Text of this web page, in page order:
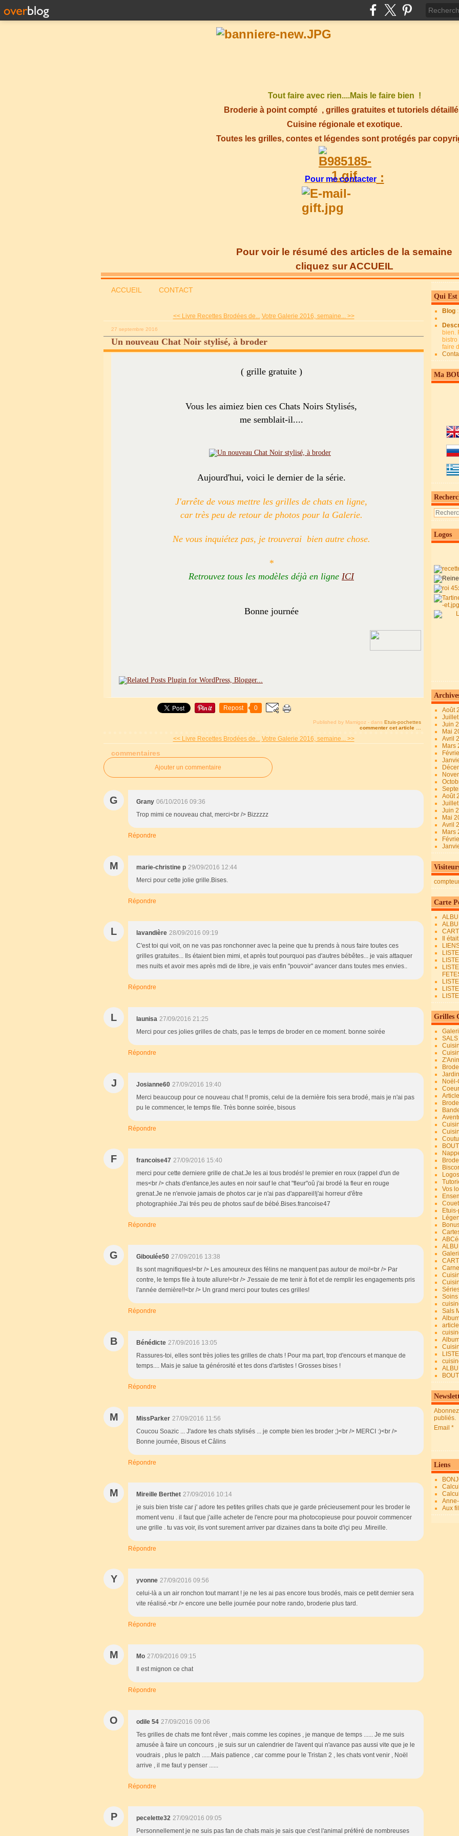
Tout faire avec rien....Mais le faire bien !
Broderie à point compté , grilles gratuites et tutoriels
Cuisine régionale et exotique.
Toutes les grilles, contes et légendes sont protégés par
Pour me contacter:
Pour voir le résumé des articles de la semaine
cliquez sur ACCUEIL
ACCUEIL CONTACT
<< Livre Recettes Brodées de... Votre Galerie 2016, semaine... >>
27 septembre 2016
Un nouveau Chat Noir stylisé, à broder
( grille gratuite )
Vous les aimiez bien ces Chats Noirs Stylisés,
me semblait-il....
Aujourd'hui, voici le dernier de la série.
J'arrête de vous mettre les grilles de chats en ligne,
car très peu de retour de photos pour la Galerie.
Ne vous inquiétez pas, je trouverai bien autre chose.
*
Retrouvez tous les modèles déjà en ligne ICI
Bonne journée
Repost 0
Published by Mamigoz - dans Etuis-pochettes
commenter cet article
<< Livre Recettes Brodées de... Votre Galerie 2016, semaine... >>
commentaires
Ajouter un commentaire
G Grany 06/10/2016 09:36
Trop mimi ce nouveau chat, merci<br /> Bizzzzz
Répondre
M marie-christine p 29/09/2016 12:44
Merci pour cette jolie grille.Bises.
Répondre
L lavandière 28/09/2016 09:19
C'est toi qui voit, on ne vas pas ronchonner avec la peine que tu prends à nous faire toutes ces
grilles gratuites... Ils étaient bien mimi, et après tout pourquoi pas d'autres bébêtes... je vais attaquer
mes nuits et avoir mes après mdi de libre, je vais enfin "pouvoir" avancer dans toutes mes envies..
Répondre
L launisa 27/09/2016 21:25
Merci pour ces jolies grilles de chats, pas le temps de broder en ce moment. bonne soirée
Répondre
J Josianne60 27/09/2016 19:40
Merci beaucoup pour ce nouveau chat !! promis, celui de la dernière fois sera brodé, mais je n'ai pas
pu le commencer, le temps file. Très bonne soirée, bisous
Répondre
F francoise47 27/09/2016 15:40
merci pour cette derniere grille de chat.Je les ai tous brodés! le premier en roux (rappel d'un de
mes<br /> chats d'enfance,les autes en noir sauf le chat "fleur"oû j'ai brodé la fleur en rouge
grenat.Je ne n'envoie jamais de photos car je n'ai pas d'appareil!j'ai horreur d'être
photographiée.J'ai trés peu de photos sauf de bébé.Bises.francoise47
Répondre
G Giboulée50 27/09/2016 13:38
Ils sont magnifiques!<br /> Les amoureux des félins ne manquent pas autour de moi!<br /> Par
contre, le temps file à toute allure!<br /> J'essaie de me tenir à flot et de remplir les engagements pris
l'année dernière!!<br /> Un grand merci pour toutes ces grilles!
Répondre
B Bénédicte 27/09/2016 13:05
Rassures-toi, elles sont très jolies tes grilles de chats ! Pour ma part, trop d'encours et manque de
temps.... Mais je salue ta générosité et tes dons d'artistes ! Grosses bises !
Répondre
M MissParker 27/09/2016 11:56
Coucou Soazic ... J'adore tes chats stylisés ... je compte bien les broder ;)<br /> MERCI :)<br />
Bonne journée, Bisous et Câlins
Répondre
M Mireille Berthet 27/09/2016 10:14
je suis bien triste car j' adore tes petites grilles chats que je garde précieusement pour les broder le
moment venu . il faut que j'aille acheter de l'encre pour ma photocopieuse pour pouvoir commencer
une grille . tu vas voir, ils vont surement arriver par dizaines dans ta boite d'içi peu .Mireille.
Répondre
Y yvonne 27/09/2016 09:56
celui-là a un air ronchon tout marrant ! je ne les ai pas encore tous brodés, mais ce petit dernier sera
vite réalisé.<br /> encore une belle journée pour notre rando, broderie plus tard.
Répondre
M Mo 27/09/2016 09:15
Il est mignon ce chat
Répondre
O odile 54 27/09/2016 09:06
Tes grilles de chats me font rêver , mais comme les copines , je manque de temps ...... Je me suis
amusée à faire un concours , je suis sur un calendrier de l'avent qui n'avance pas aussi vite que je le
voudrais , plus le patch ......Mais patience , car comme pour le Tristan 2 , les chats vont venir , Noël
arrive , il me faut y penser ......
Répondre
P pecelette32 27/09/2016 09:05
Personnellement je ne suis pas fan de chats mais je sais que c'est l'animal préféré de nombreuses
Qui Est
Blog
bien.
faire
Ma
Logos
Août
Juin
Mai
Avril
Mars
Août
Juin
Mai
Avril
Mars
Carte
Il
Grilles
Vos
Sals
article
publiés.
Email
Liens
Aux